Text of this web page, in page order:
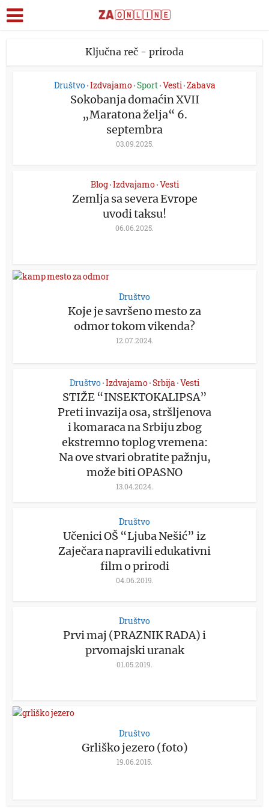
Ključna reč - priroda
Društvo •Izdvajamo •Sport •Vesti •Zabava
Sokobanja domaćin XVII
„Maratona želja“ 6.
septembra
03.09.2025.
Blog •Izdvajamo •Vesti
Zemlja sa severa Evrope
uvodi taksu!
06.06.2025.
Društvo
Koje je savršeno mesto za
odmor tokom vikenda?
12.07.2024.
Društvo•Izdvajamo•Srbija•Vesti
STIŽE “INSEKTOKALIPSA”
Preti invazija osa, stršljenova
i komaraca na Srbiju zbog
ekstremno toplog vremena:
Na ove stvari obratite pažnju,
može biti OPASNO
13.04.2024.
Društvo
Učenici OŠ “Ljuba Nešić” iz
Zaječara napravili edukativni
film o prirodi
04.06.2019.
Društvo
Prvi maj (PRAZNIK RADA) i
prvomajski uranak
01.05.2019.
Društvo
Grliško jezero (foto)
19.06.2015.